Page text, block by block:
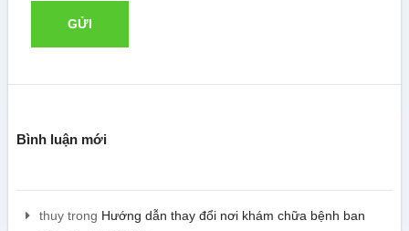
Bình luận mới
thuytrong Hướng dẫn thay đổi nơi khám chữa bệnh ban